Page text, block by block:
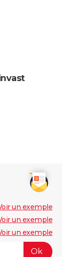
un exemple
un exemple
un exemple